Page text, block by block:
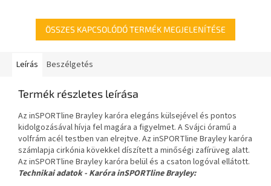
üzenet / bejövő...
ÖSSZES KAPCSOLÓDÓ TERMÉK MEGJELENÍTÉSE
Leírás Beszélgetés
Termék részletes leírása
Az inSPORTline Brayley karóra elegáns külsejével és pontos
kidolgozásával hívja fel magára a figyelmet. A Svájci óramű a
volfrám acél testben van elrejtve. Az inSPORTline Brayley karóra
számlapja cirkónia kövekkel díszített a minőségi zafírüveg alatt.
Az inSPORTline Brayley karóra belül és a csaton logóval ellátott.
Technikai adatok - Karóra inSPORTline Brayley: